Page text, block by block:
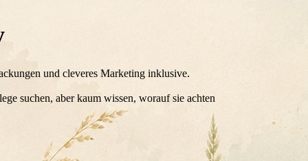
und cleveres Marketing inklusive.
suchen, aber kaum wissen, worauf sie achten